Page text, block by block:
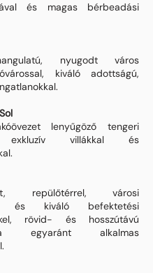
és magas bérbeadási
nyugodt város
kiváló adottságú,
lenyűgöző tengeri
exkluzív villákkal és
repülőtérrel, városi
és kiváló befektetési
rövid- és hosszútávú
egyaránt alkalmas